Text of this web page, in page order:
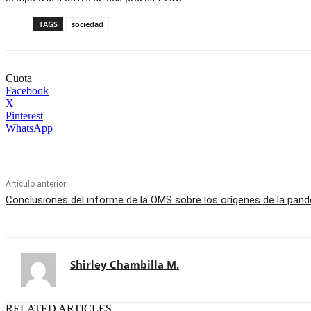
TAGS sociedad
Cuota
Facebook
X
Pinterest
WhatsApp
Artículo anterior
Conclusiones del informe de la OMS sobre los orígenes de la
Shirley Chambilla M.
RELATED ARTICLES